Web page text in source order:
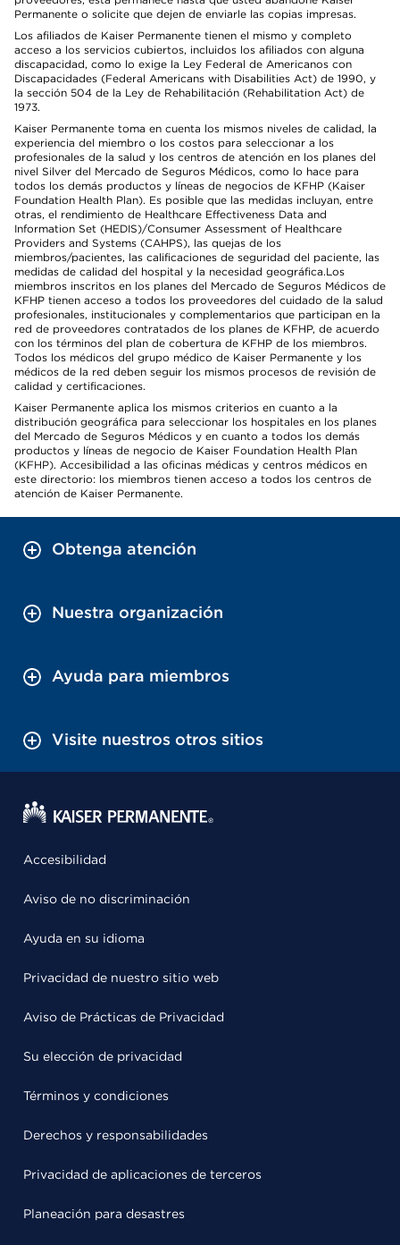
Permanente o solicite que dejen de enviarle las copias impresas.
Los afiliados de Kaiser Permanente tienen el mismo y completo
acceso a los servicios cubiertos, incluidos los afiliados con alguna
discapacidad, como lo exige la Ley Federal de Americanos con
Discapacidades (Federal Americans with Disabilities Act) de 1990, y
la sección 504 de la Ley de Rehabilitación (Rehabilitation Act) de
1973.
Kaiser Permanente toma en cuenta los mismos niveles de calidad, la
experiencia del miembro o los costos para seleccionar a los
profesionales de la salud y los centros de atención en los planes del
nivel Silver del Mercado de Seguros Médicos, como lo hace para
todos los demás productos y líneas de negocios de KFHP (Kaiser
Foundation Health Plan). Es posible que las medidas incluyan, entre
otras, el rendimiento de Healthcare Effectiveness Data and
Information Set (HEDIS)/Consumer Assessment of Healthcare
Providers and Systems (CAHPS), las quejas de los
miembros/pacientes, las calificaciones de seguridad del paciente, las
medidas de calidad del hospital y la necesidad geográfica.Los
miembros inscritos en los planes del Mercado de Seguros Médicos de
KFHP tienen acceso a todos los proveedores del cuidado de la salud
profesionales, institucionales y complementarios que participan en la
red de proveedores contratados de los planes de KFHP, de acuerdo
con los términos del plan de cobertura de KFHP de los miembros.
Todos los médicos del grupo médico de Kaiser Permanente y los
médicos de la red deben seguir los mismos procesos de revisión de
calidad y certificaciones.
Kaiser Permanente aplica los mismos criterios en cuanto a la
distribución geográfica para seleccionar los hospitales en los planes
del Mercado de Seguros Médicos y en cuanto a todos los demás
productos y líneas de negocio de Kaiser Foundation Health Plan
(KFHP). Accesibilidad a las oficinas médicas y centros médicos en
este directorio: los miembros tienen acceso a todos los centros de
atención de Kaiser Permanente.
Obtenga atención
Nuestra organización
Ayuda para miembros
Visite nuestros otros sitios
Accesibilidad
Aviso de no discriminación
Ayuda en su idioma
Privacidad de nuestro sitio web
Aviso de Prácticas de Privacidad
Su elección de privacidad
Términos y condiciones
Derechos y responsabilidades
Privacidad de aplicaciones de terceros
Planeación para desastres